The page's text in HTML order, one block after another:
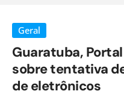
Geral
Guaratuba,
sobre tentativa
de eletrônicos